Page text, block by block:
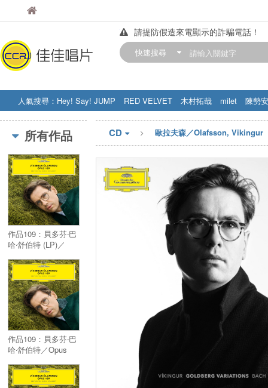
佳佳唱片
請提防假造來電顯示的詐騙電話！
【中華門市營業時間調整公告】
快速搜尋
人氣搜尋： Hey! Say! JUMP RED VELVET 木村拓哉 milet
陳勢安
STRAY KIDS
盧廣仲 周杰伦
所有作品
作品109：貝多芬‧巴
哈‧舒伯特 (LP)／
Concertos (LP)
作品109：貝多芬‧巴
哈‧舒伯特／Opus
Concertos
CD 歐拉夫森／Olafsson, Vikingur